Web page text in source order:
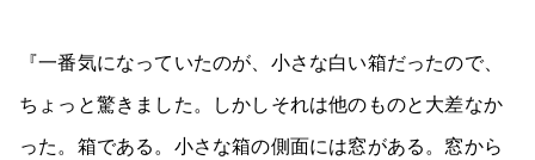
『一番気になっていたのが、小さな白い箱だったので、
ちょっと驚きました。しかしそれは他のものと大差なか
った。箱である。小さな箱の側面には窓がある。窓から